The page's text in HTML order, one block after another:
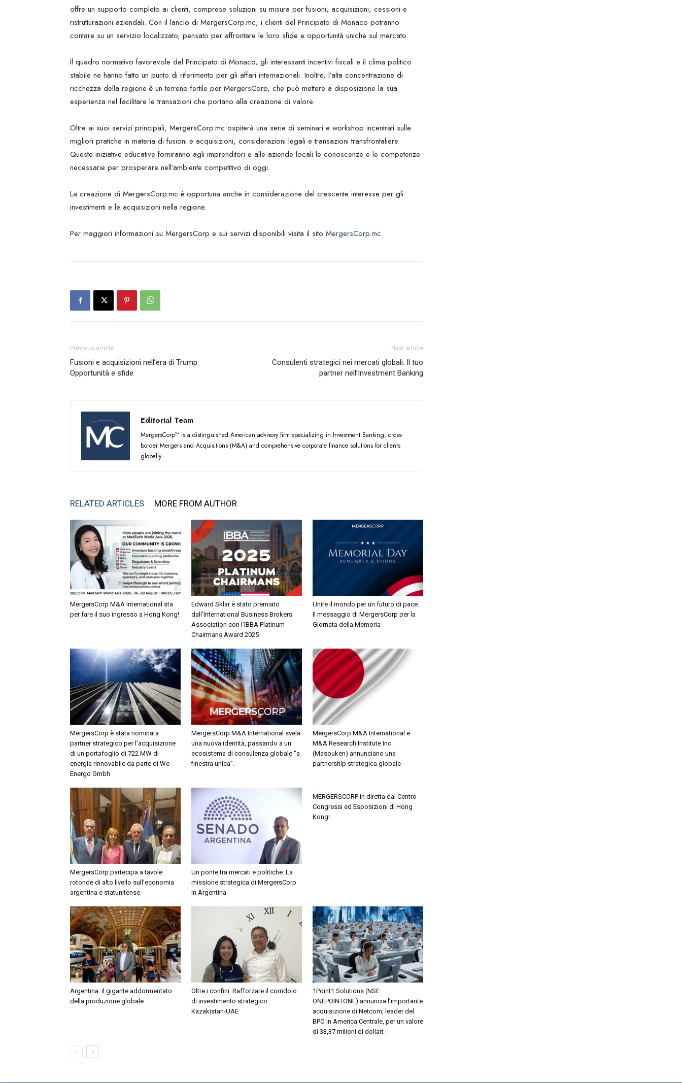
offre un supporto completo ai clienti, comprese soluzioni su misura per fusioni, acquisizioni, cessioni e
ristrutturazioni aziendali. Con il lancio di MergersCorp.mc, i clienti del Principato di Monaco potranno
contare su un servizio localizzato, pensato per affrontare le loro sfide e opportunità uniche sul mercato.
Il quadro normativo favorevole del Principato di Monaco, gli interessanti incentivi fiscali e il clima politico
stabile ne hanno fatto un punto di riferimento per gli affari internazionali. Inoltre, l’alta concentrazione di
ricchezza della regione è un terreno fertile per MergersCorp, che può mettere a disposizione la sua
esperienza nel facilitare le transazioni che portano alla creazione di valore.
Oltre ai suoi servizi principali, MergersCorp.mc ospiterà una serie di seminari e workshop incentrati sulle
migliori pratiche in materia di fusioni e acquisizioni, considerazioni legali e transazioni transfrontaliere.
Queste iniziative educative forniranno agli imprenditori e alle aziende locali le conoscenze e le competenze
necessarie per prosperare nell’ambiente competitivo di oggi.
La creazione di MergersCorp.mc è opportuna anche in considerazione del crescente interesse per gli
investimenti e le acquisizioni nella regione.
Per maggiori informazioni su MergersCorp e sui servizi disponibili visita il sito MergersCorp.mc
Previous article
Fusioni e acquisizioni nell’era di Trump:
Opportunità e sfide
Next article
Consulenti strategici nei mercati globali: Il tuo
partner nell’Investment Banking
Editorial Team
MergersCorp™ is a distinguished American advisory firm specializing in Investment Banking, cross-
border Mergers and Acquisitions (M&A) and comprehensive corporate finance solutions for clients
globally.
RELATED ARTICLES MORE FROM AUTHOR
MergersCorp M&A International sta
per fare il suo ingresso a Hong Kong!
Edward Sklar è stato premiato
dall’International Business Brokers
Association con l’IBBA Platinum
Chairmans Award 2025
Unire il mondo per un futuro di pace:
Il messaggio di MergersCorp per la
Giornata della Memoria
MergersCorp è stata nominata
partner strategico per l’acquisizione
di un portafoglio di 722 MW di
energia rinnovabile da parte di We
Energo Gmbh
MergersCorp M&A International svela
una nuova identità, passando a un
ecosistema di consulenza globale “a
finestra unica”.
MergersCorp M&A International e
M&A Research Institute Inc.
(Masouken) annunciano una
partnership strategica globale
MergersCorp partecipa a tavole
rotonde di alto livello sull’economia
argentina e statunitense
Un ponte tra mercati e politiche: La
missione strategica di MergersCorp
in Argentina
MERGERSCORP in diretta dal Centro
Congressi ed Esposizioni di Hong
Kong!
Argentina: il gigante addormentato
della produzione globale
Oltre i confini: Rafforzare il corridoio
di investimento strategico
Kazakistan-UAE
1Point1 Solutions (NSE:
ONEPOINTONE) annuncia l’importante
acquisizione di Netcom, leader del
BPO in America Centrale, per un valore
di 33,37 milioni di dollari.